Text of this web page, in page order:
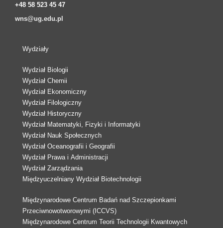
+48 58 523 45 47
wns@ug.edu.pl
Wydziały
Wydział Biologii
Wydział Chemii
Wydział Ekonomiczny
Wydział Filologiczny
Wydział Historyczny
Wydział Matematyki, Fizyki i Informatyki
Wydział Nauk Społecznych
Wydział Oceanografii i Geografii
Wydział Prawa i Administracji
Wydział Zarządzania
Międzyuczelniany Wydział Biotechnologii
Międzynarodowe Centrum Badań nad Szczepionkami
Przeciwnowotworowymi (ICCVS)
Międzynarodowe Centrum Teorii Technologii Kwantowych